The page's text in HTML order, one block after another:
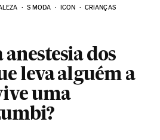
S MODA ICON CRIANÇAS
anestesia dos
leva alguém a
uma